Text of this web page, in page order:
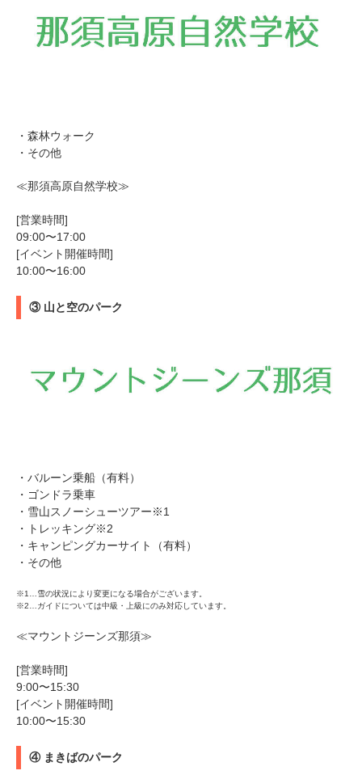
・森林ウォーク
・その他
≪那須高原自然学校≫
[営業時間]
09:00〜17:00
[イベント開催時間]
10:00〜16:00
③ 山と空のパーク
・バルーン乗船（有料）
・ゴンドラ乗車
・雪山スノーシューツアー※1
・トレッキング※2
・キャンピングカーサイト（有料）
・その他
※1…雪の状況により変更になる場合がございます。
※2…ガイドについては中級・上級にのみ対応しています。
≪マウントジーンズ那須≫
[営業時間]
9:00〜15:30
[イベント開催時間]
10:00〜15:30
④ まきばのパーク
PECOアプリをダウンロード済みの方
アプリで開く